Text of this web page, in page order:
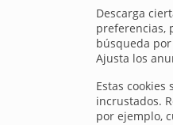
Descarga
preferencias,
búsqueda
Ajusta los
Estas
incrustados.
por ejemplo,